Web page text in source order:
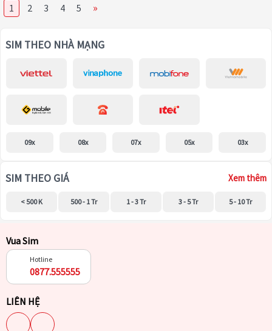
1 2 3 4 5 »
SIM THEO NHÀ MẠNG
09x 08x 07x 05x 03x
SIM THEO GIÁ Xem thêm
< 500 K 500 - 1 Tr 1 - 3 Tr 3 - 5 Tr 5 - 10 Tr
Vua Sim
Hotline
0877.555555
LIÊN HỆ